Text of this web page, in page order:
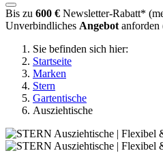
Bis zu 600 € Newsletter-Rabatt* (
Unverbindliches Angebot anforden
Sie befinden sich hier:
Startseite
Marken
Stern
Gartentische
Ausziehtische